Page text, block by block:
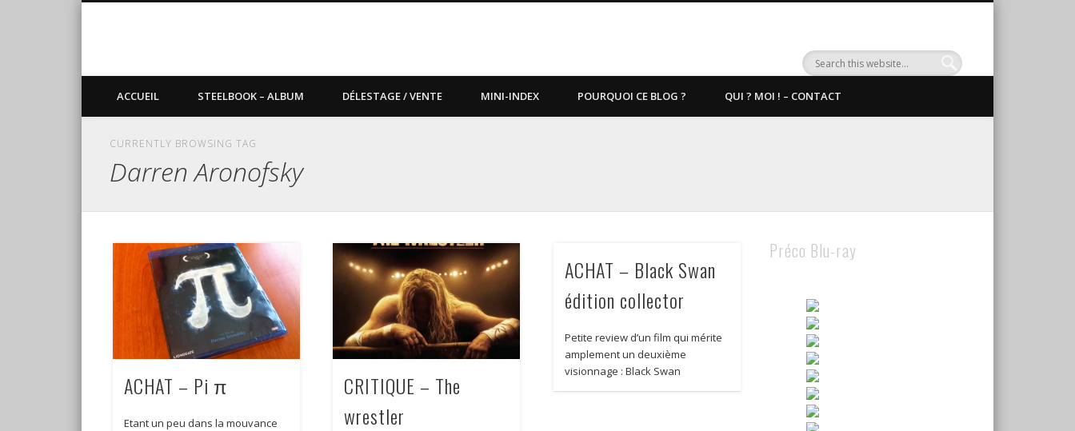
ACCUEIL STEELBOOK – ALBUM DÉLESTAGE / VENTE MINI-INDEX POURQUOI CE BLOG ? QUI ? MOI ! – CONTACT
CURRENTLY BROWSING TAG
Darren Aronofsky
ACHAT – Pi π
Etant un peu dans la mouvance
CRITIQUE – The
wrestler
ACHAT – Black Swan
édition collector
Petite review d’un film qui mérite
amplement un deuxième
visionnage : Black Swan
Préco Blu-ray